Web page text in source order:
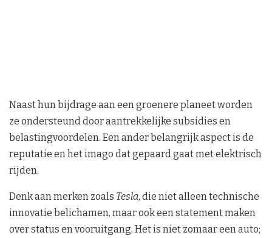
Naast hun bijdrage aan een groenere planeet worden
ze ondersteund door aantrekkelijke subsidies en
belastingvoordelen. Een ander belangrijk aspect is de
reputatie en het imago dat gepaard gaat met elektrisch
rijden.
Denk aan merken zoals Tesla, die niet alleen technische
innovatie belichamen, maar ook een statement maken
over status en vooruitgang. Het is niet zomaar een auto;